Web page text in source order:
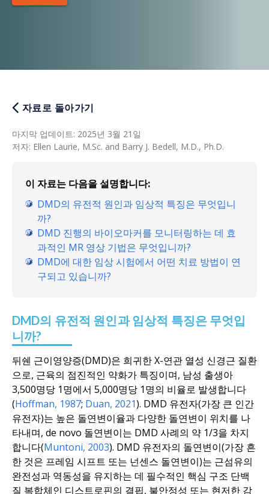
자료로 돌아가기
마지막 업데이트: 2025년 3월 21일
저자: Ellen Laurie, M.Sc. and Barry J. Bedell, M.D., Ph.D.
이 자료는 다음을 설명합니다:
DMD의 유전적 원인과 임상적 특징은 무엇입니
까?
DMD 진행의 바이오마커를 모니터링하는 데 효
과적인 MR 영상 기법은 무엇입니까?
DMD에 대한 임상 시험에서 어떤 치료 방법이 연
구되고 있습니까?
DMD의 유전적 원인과 임상적 특징은 무엇입
니까?
뒤쉔 근이영양증(DMD)은 희귀한 X-연관 열성 신경근 질환
으로, 근육의 점진적인 약화가 특징이며, 남성 출생아
3,500명당 1명에서 5,000명당 1명의 비율로 발생합니다
(Hoffman, 1987; Duan, 2021). DMD 유전자(가장 큰 인간
유전자)는 높은 돌연변이율과 다양한 돌연변이 위치를 나
타내며, de novo 돌연변이는 DMD 사례의 약 1/3을 차지
합니다(Muntoni, 2003). DMD 유전자의 돌연변이(가장 흔
한 것은 프레임 시프트 또는 넌센스 돌연변이)는 근섬유의
완전성과 역동성을 유지하는 데 필수적인 핵심 구조 단백
질 복합체인 디스트로핀의 결핍, 불안정성 또는 현저한 감